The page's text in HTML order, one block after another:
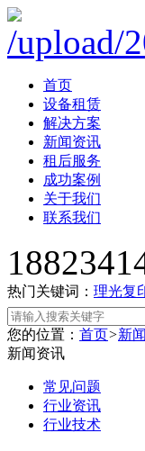
首页
设备租赁
解决方案
新闻资讯
租后服务
成功案例
关于我们
联系我们
热门关键词： 理光复
您的位置： 首页>新
新闻资讯
常见问题
行业资讯
行业技术